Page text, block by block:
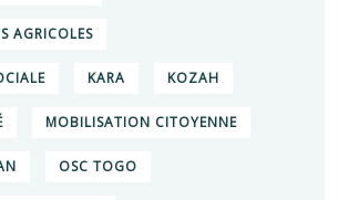
AGRICOLES
KARA KOZAH
MOBILISATION CITOYENNE
OSC TOGO